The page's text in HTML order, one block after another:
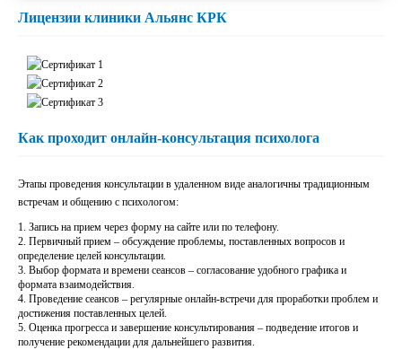
Лицензии клиники Альянс КРК
Как проходит онлайн-консультация психолога
Этапы проведения консультации в удаленном виде аналогичны традиционным
встречам и общению с психологом:
Запись на прием через форму на сайте или по телефону.
Первичный прием – обсуждение проблемы, поставленных вопросов и
определение целей консультации.
Выбор формата и времени сеансов – согласование удобного графика и
формата взаимодействия.
Проведение сеансов – регулярные онлайн-встречи для проработки проблем и
достижения поставленных целей.
Оценка прогресса и завершение консультирования – подведение итогов и
получение рекомендации для дальнейшего развития.